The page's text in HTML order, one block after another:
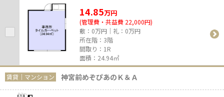
14.85万円
(管理費・共益費 22,000円)
敷：0万円｜礼：0万円
所在階：3階
間取り：1R
面積：24.94㎡
賃貸｜マンション 神宮前めぞぴあのＫ＆Ａ